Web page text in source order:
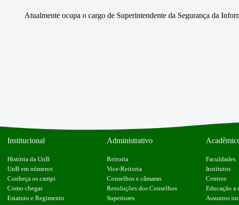
Atualmente ocupa o cargo de Superintendente da Segurança da
Institucional
História da UnB
UnB em números
Conheça os campi
Como chegar
Estatuto e Regimento
Administrativo
Reitoria
Vice-Reitoria
Conselhos e câmaras
Resoluções dos Conselhos
Superiores
Faculdades
Institutos
Centros
Educação a
Assuntos